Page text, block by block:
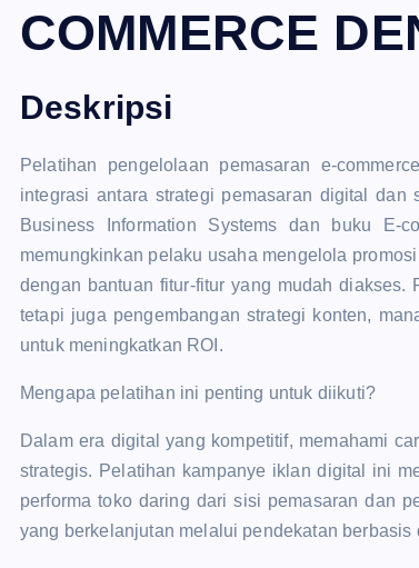
COMMERCE
Deskripsi
Pelatihan pengelolaan pemasaran e-
integrasi antara strategi pemasaran digital
Business Information Systems dan buku E-
memungkinkan pelaku usaha mengelola
dengan bantuan fitur-fitur yang mudah
tetapi juga pengembangan strategi konten,
untuk meningkatkan ROI.
Mengapa pelatihan ini penting untuk diikuti?
Dalam era digital yang kompetitif, memahami
strategis. Pelatihan kampanye iklan digital ini
performa toko daring dari sisi pemasaran dan
yang berkelanjutan melalui pendekatan berbasis